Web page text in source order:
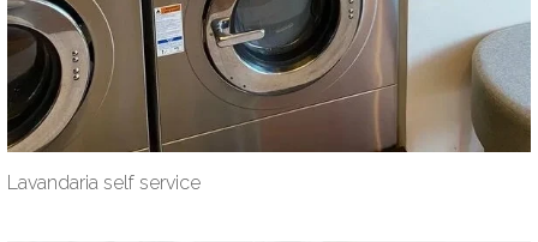
Lavandaria self service